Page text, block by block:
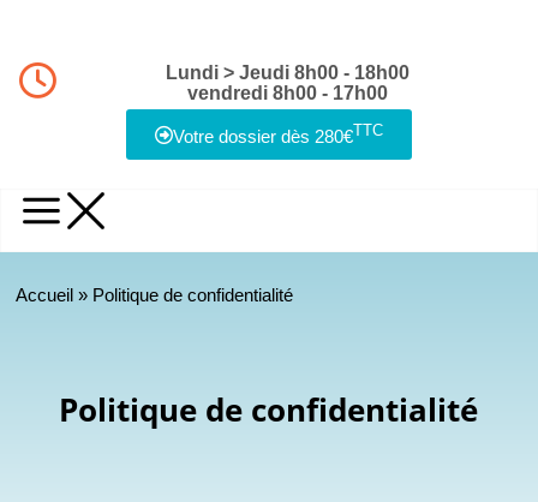
Lundi > Jeudi 8h00 - 18h00
vendredi 8h00 - 17h00
Votre dossier dès 280€ TTC
Accueil » Politique de confidentialité
Politique de confidentialité